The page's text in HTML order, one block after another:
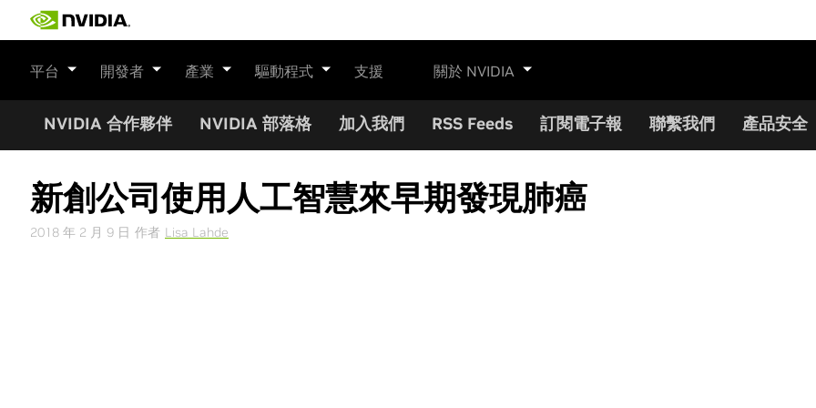
平台 開發者 產業 驅動程式 支援 關於 NVIDIA
NVIDIA 合作夥伴 NVIDIA 部落格 加入我們 RSS Feeds 訂閱電子報 聯繫我們 產品安全
新創公司使用人工智慧來早期發現肺癌
2018 年 2 月 9 日 作者 Lisa Lahde